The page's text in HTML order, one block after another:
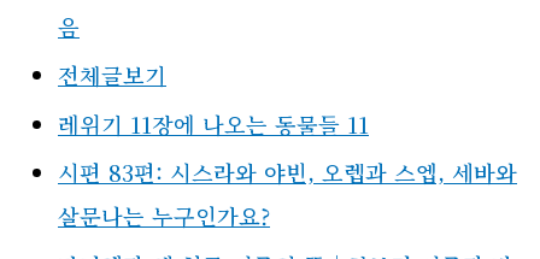
음
전체글보기
레위기 11장에 나오는 동물들 11
시편 83편: 시스라와 야빈, 오렙과 스엡, 세바와
살문나는 누구인가요?